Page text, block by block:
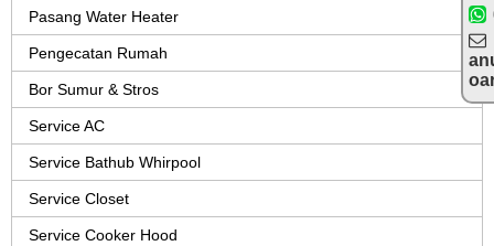
Pasang Water Heater
Pengecatan Rumah
Bor Sumur & Stros
Service AC
Service Bathub Whirpool
Service Closet
Service Cooker Hood